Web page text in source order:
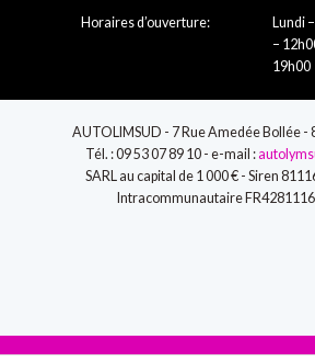
Horaires d’ouverture:
Lundi
–
19h00
AUTOLIMSUD - 7 Rue Amedée Bollée -
Tél. : 09 53 07 89 10 - e-mail :
SARL au capital de 1 000 € - Siren
Intracommunautaire